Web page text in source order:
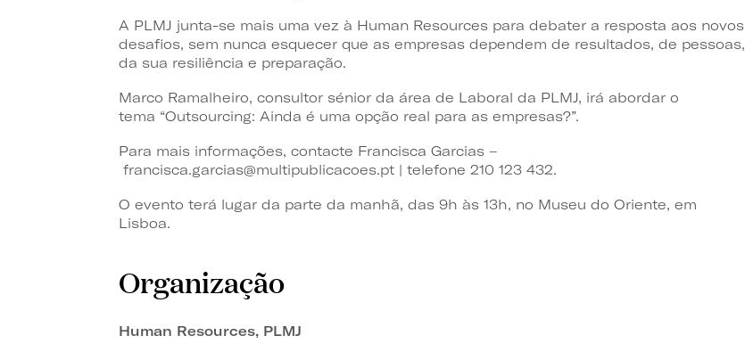
A PLMJ junta-se mais uma vez à Human Resources para debater a resposta aos novos
desafios, sem nunca esquecer que as empresas dependem de resultados, de pessoas,
da sua resiliência e preparação.
Marco Ramalheiro, consultor sénior da área de Laboral da PLMJ, irá abordar o
tema “Outsourcing: Ainda é uma opção real para as empresas?”.
Para mais informações, contacte Francisca Garcias –
francisca.garcias@multipublicacoes.pt | telefone 210 123 432.
O evento terá lugar da parte da manhã, das 9h às 13h, no Museu do Oriente, em
Lisboa.
Organização
Human Resources, PLMJ